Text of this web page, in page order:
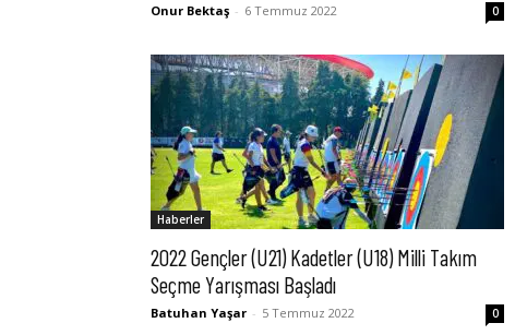
Onur Bektaş - 6 Temmuz 2022 0
Haberler
2022 Gençler (U21) Kadetler (U18) Milli Takım
Seçme Yarışması Başladı
Batuhan Yaşar - 5 Temmuz 2022 0